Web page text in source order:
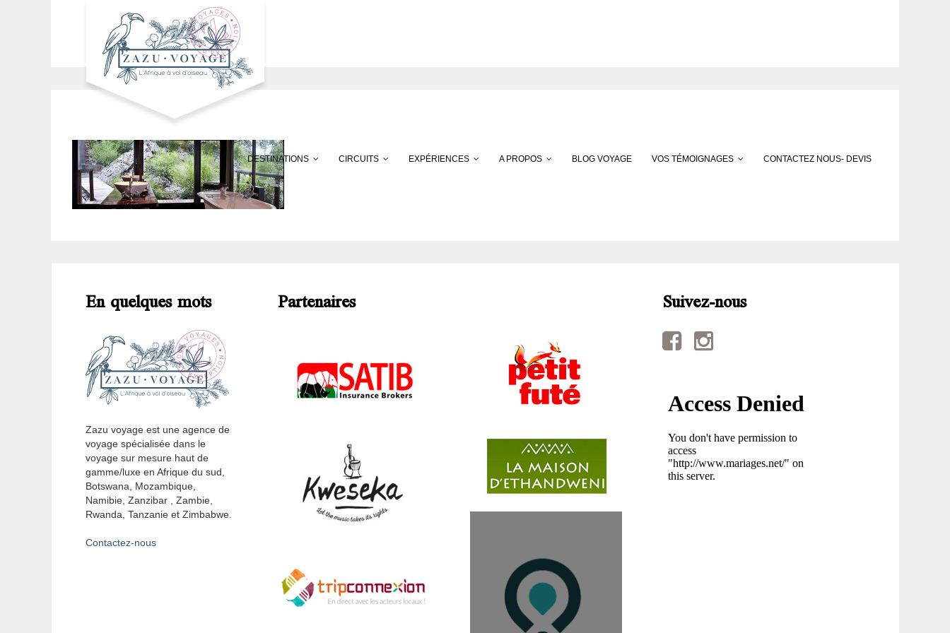
DESTINATIONS CIRCUITS EXPÉRIENCES A PROPOS BLOG VOYAGE VOS TÉMOIGNAGES CONTACTEZ NOUS- DEVIS
En quelques mots
Zazu voyage est une agence de
voyage spécialisée dans le
voyage sur mesure haut de
gamme/luxe en Afrique du sud,
Botswana, Mozambique,
Namibie, Zanzibar , Zambie,
Rwanda, Tanzanie et Zimbabwe.
Contactez-nous
Partenaires Suivez-nous